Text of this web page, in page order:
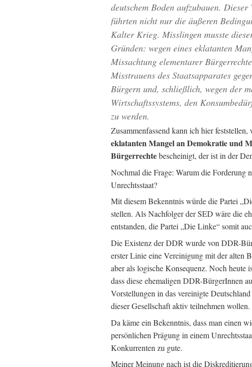
deutschem Boden aufzubauen.
führten nicht nur die äußeren
Kalter Krieg. Misslingen musste
Gründen: wegen eines eklatanten
Missachtung elementarer Bürgerrechte
Misstrauens des Staatsapparates
Bürgern und, schließlich, wegen der
Wirtschaftssystems, den
zu werden.
Zusammenfassend kann ich hier
eklatanten Mangel an Demokratie und
Bürgerrechtebescheinigt, der ist in der
Nochmal die Frage: Warum die Forderung
Unrechtsstaat?
Mit diesem Bekenntnis würde die Partei
stellen. Als Nachfolger der SED wäre die
entstanden, die Partei „Die Linke“ somit
Die Existenz der DDR wurde von DDR-
erster Linie eine Vereinigung mit der alten
aber als logische Konsequenz. Noch heute
dass diese ehemaligen DDR-BürgerInnen
Vorstellungen in das vereinigte
dieser Gesellschaft aktiv teilnehmen wollen.
Da käme ein Bekenntnis, dass man einen
persönlichen Prägung in einem
Konkurrenten zu gute.
Meiner Meinung nach ist die